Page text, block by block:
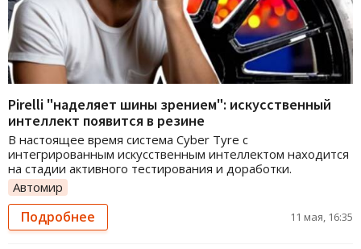
Pirelli "наделяет шины зрением": искусственный
интеллект появится в резине
В настоящее время система Cyber Tyre с
интегрированным искусственным интеллектом находится
на стадии активного тестирования и доработки.
Автомир
Подробнее 11 мая, 16:35